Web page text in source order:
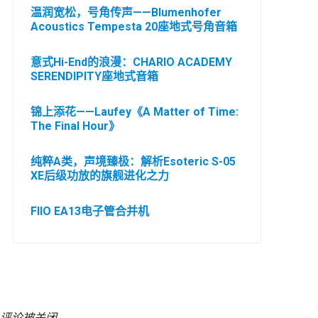
温润宽松，号角传声——Blumenhofer
Acoustics Tempesta 20座地式号角音箱
意式Hi-End的浪漫：CHARIO ACADEMY
SERENDIPITY座地式音箱
锦上添花——Laufey《A Matter of Time:
The Final Hour》
纯粹A类，声境臻极：解析Esoteric S-05
XE后级功放的旗舰进化之力
FIIO EA13电子管合并机